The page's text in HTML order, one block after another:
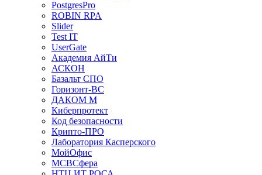
PostgresPro
ROBIN RPA
Slider
Test IT
UserGate
Академия АйТи
АСКОН
Базальт СПО
Горизонт-ВС
ДАКОМ М
Киберпротект
Код безопасности
Крипто-ПРО
Лаборатория Касперского
МойОфис
МСВСфера